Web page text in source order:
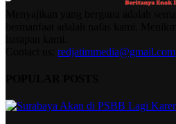
redjatimmedia@gmail.com